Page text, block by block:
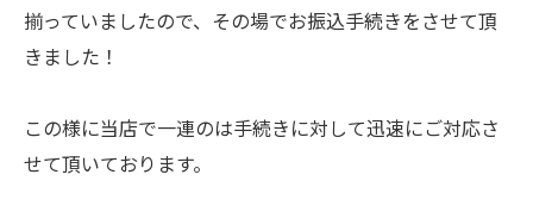
揃っていましたので、その場でお振込手続きをさせて頂
きました！
この様に当店で一連のは手続きに対して迅速にご対応さ
せて頂いております。